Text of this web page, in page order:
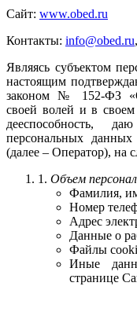
Сайт: www.obed.ru
Контакты: info@obed.ru
Являясь субъектом
настоящим
законом № 152-ФЗ
своей волей и в
дееспособность,
персональных
(далее – Оператор), на
1. Объем
Фамилия,
Номер
Адрес
Данные о
Файлы
Иные
странице